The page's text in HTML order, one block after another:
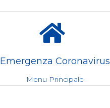
Emergenza Coronavirus
Menu Principale